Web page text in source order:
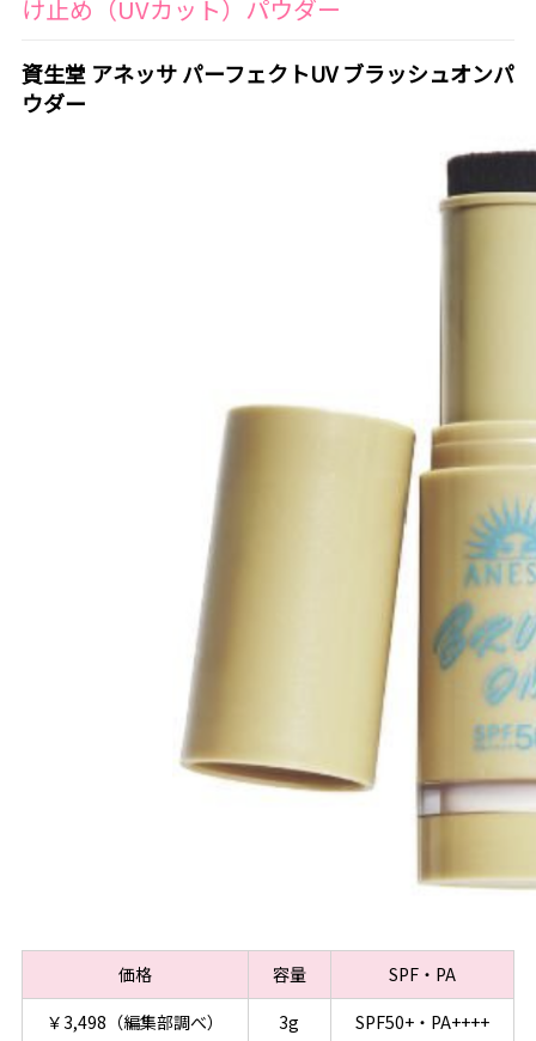
け止め（UVカット）パウダー
資生堂 アネッサ パーフェクトUV ブラッシュオンパ
ウダー
価格 容量
SPF・PA
￥3,498（編集部調べ）
3g SPF50+・PA++++